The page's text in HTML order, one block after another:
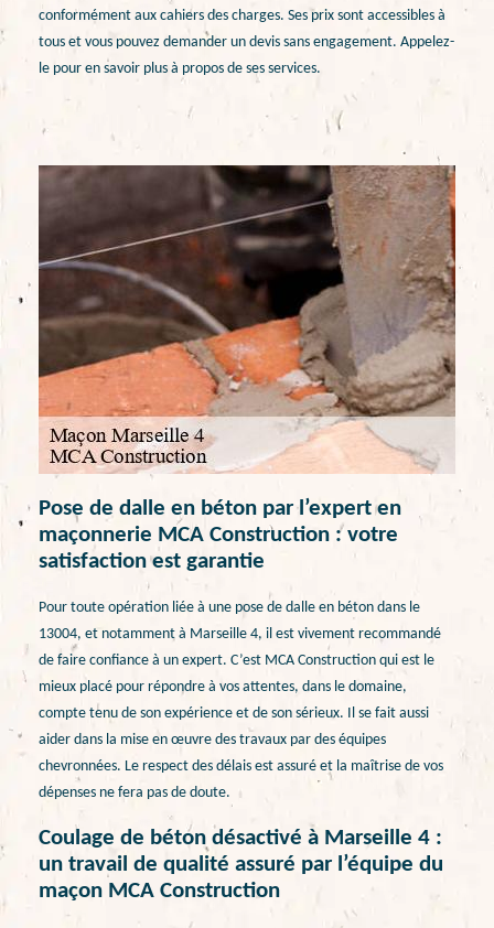
conformément aux cahiers des charges. Ses prix sont accessibles à
tous et vous pouvez demander un devis sans engagement. Appelez-
le pour en savoir plus à propos de ses services.
Pose de dalle en béton par l’expert en
maçonnerie MCA Construction : votre
satisfaction est garantie
Pour toute opération liée à une pose de dalle en béton dans le
13004, et notamment à Marseille 4, il est vivement recommandé
de faire confiance à un expert. C’est MCA Construction qui est le
mieux placé pour répondre à vos attentes, dans le domaine,
compte tenu de son expérience et de son sérieux. Il se fait aussi
aider dans la mise en œuvre des travaux par des équipes
chevronnées. Le respect des délais est assuré et la maîtrise de vos
dépenses ne fera pas de doute.
Coulage de béton désactivé à Marseille 4 :
un travail de qualité assuré par l’équipe du
maçon MCA Construction